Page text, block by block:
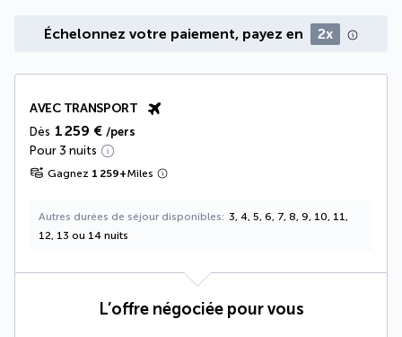
Échelonnez votre paiement, payez en 2x
AVEC TRANSPORT
Dès 1 259 € /pers
Pour 3 nuits
Gagnez 1 259+Miles
Autres durées de séjour disponibles
3, 4, 5, 6, 7, 8, 9, 10, 11,
12, 13 ou 14 nuits
L’offre négociée pour vous